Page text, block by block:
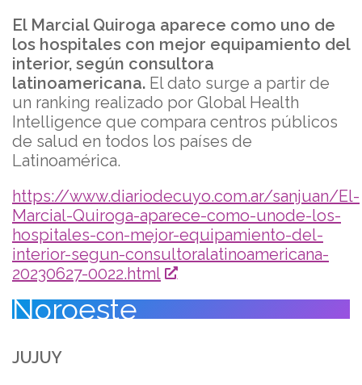
El Marcial Quiroga aparece como uno de
los hospitales con mejor equipamiento del
interior, según consultora
latinoamericana. El dato surge a partir de
un ranking realizado por Global Health
Intelligence que compara centros públicos
de salud en todos los países de
Latinoamérica.
https://www.diariodecuyo.com.ar/sanjuan/El-
Marcial-Quiroga-aparece-como-unode-los-
hospitales-con-mejor-equipamiento-del-
interior-segun-consultoralatinoamericana-
20230627-0022.html
Noroeste
JUJUY